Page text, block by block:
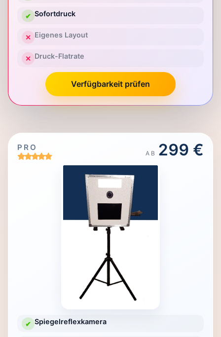
✔ Sofortdruck
✕ Eigenes Layout
✕ Druck-Flatrate
Verfügbarkeit prüfen
PRO
AB 299 €
✔ Spiegelreflexkamera